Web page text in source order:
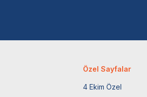
Özel Sayfalar
4 Ekim Özel